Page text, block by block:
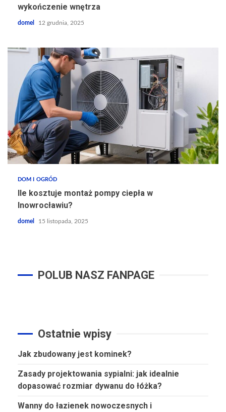
wykończenie wnętrza
domel 12 grudnia, 2025
DOM I OGRÓD
Ile kosztuje montaż pompy ciepła w
Inowrocławiu?
domel 15 listopada, 2025
POLUB NASZ FANPAGE
Ostatnie wpisy
Jak zbudowany jest kominek?
Zasady projektowania sypialni: jak idealnie
dopasować rozmiar dywanu do łóżka?
Wanny do łazienek nowoczesnych i